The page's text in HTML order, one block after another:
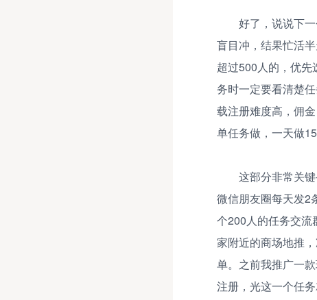
好了，说说下
盲目冲，结果忙活
超过500人的，优
务时一定要看清楚
载注册难度高，佣
单任务做，一天做
这部分非常关
微信朋友圈每天发2
个200人的任务交流
家附近的商场地推
单。之前我推广一
注册，光这一个任务